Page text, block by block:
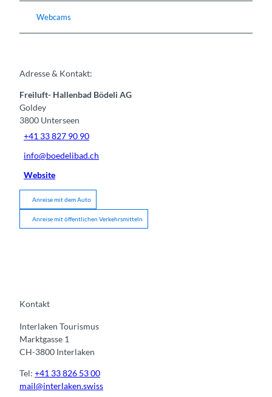
Webcams
Adresse & Kontakt:
Freiluft- Hallenbad Bödeli AG
Goldey
3800 Unterseen
+41 33 827 90 90
info@boedelibad.ch
Website
Anreise mit dem Auto
Anreise mit öffentlichen Verkehrsmitteln
Kontakt
Interlaken Tourismus
Marktgasse 1
CH-3800 Interlaken
Tel: +41 33 826 53 00
mail@interlaken.swiss